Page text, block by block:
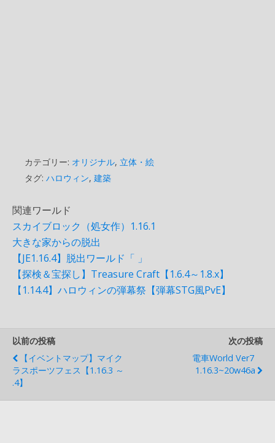
カテゴリー: オリジナル, 立体・絵
タグ: ハロウィン, 建築
関連ワールド
スカイブロック（処女作）1.16.1
大きな家からの脱出
【JE1.16.4】脱出ワールド「 」
【探検＆宝探し】Treasure Craft【1.6.4～1.8.x】
【1.14.4】ハロウィンの弾幕祭【弾幕STG風PvE】
以前の投稿
【イベントマップ】マイク
ラスポーツフェス【1.16.3 ～
.4】
次の投稿
電車World Ver7
1.16.3~20w46a